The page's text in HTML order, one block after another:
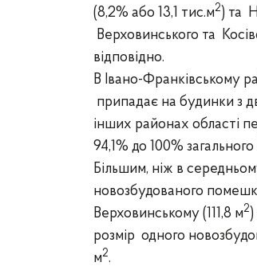
(8,2% або 13,1 тис.м2 ) та
Верховинського та
відповідно.
В Івано-Франківському
припадає на будинки з
інших районах області
94,1% до 100%
Більшим, ніж в
новозбудованого
Верховинському (111,8 м2
розмір одного
м2.